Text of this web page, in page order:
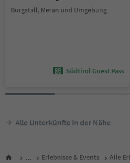
Burgstall, Meran und Umgebung
Südtirol Guest Pass
Alle Unterkünfte in der Nähe
... Erlebnisse & Events Alle